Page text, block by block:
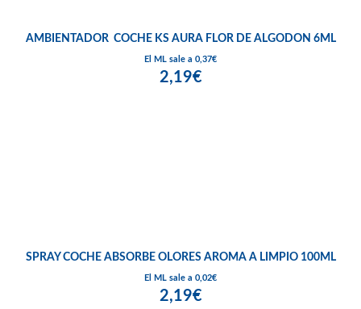
AMBIENTADOR COCHE KS AURA FLOR DE ALGODON 6ML
El ML sale a 0,37€
2,19€
SPRAY COCHE ABSORBE OLORES AROMA A LIMPIO 100ML
El ML sale a 0,02€
2,19€